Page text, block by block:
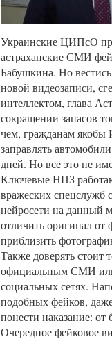
Украинские ЦИПсО
астраханские СМИ
Бабушкина. Но
новой видеозаписи,
интеллектом, глава
сокращении запасов
чем, гражданам якобы
заправлять
дней. Но все это не
Ключевые НПЗ
вражеских спецслужб
нейросети на данный
отличить оригинал от
приблизить
Также доверять стоит
официальным СМИ или
социальных сетях.
подобных фейков,
понести наказание:
Очередное фейковое